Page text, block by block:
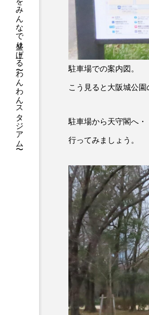
フィールドをみんなで盛り上げる 〜わんわんスタジアム〜 駐車場での案内図。
こう見ると大阪城公園
駐車場から天守閣へ・
行ってみましょう。